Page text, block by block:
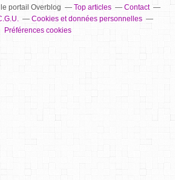
portail Overblog Top articles
Contact
Cookies et données personnelles
Préférences cookies